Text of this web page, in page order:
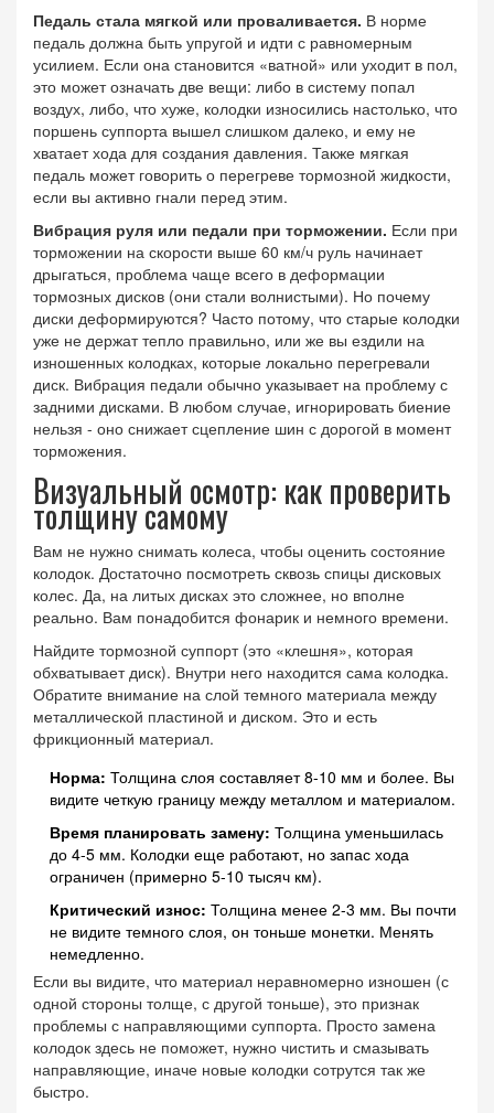
Педаль стала мягкой или проваливается. В норме
педаль должна быть упругой и идти с равномерным
усилием. Если она становится «ватной» или уходит в пол,
это может означать две вещи: либо в систему попал
воздух, либо, что хуже, колодки износились настолько, что
поршень суппорта вышел слишком далеко, и ему не
хватает хода для создания давления. Также мягкая
педаль может говорить о перегреве тормозной жидкости,
если вы активно гнали перед этим.
Вибрация руля или педали при торможении. Если при
торможении на скорости выше 60 км/ч руль начинает
дрыгаться, проблема чаще всего в деформации
тормозных дисков (они стали волнистыми). Но почему
диски деформируются? Часто потому, что старые колодки
уже не держат тепло правильно, или же вы ездили на
изношенных колодках, которые локально перегревали
диск. Вибрация педали обычно указывает на проблему с
задними дисками. В любом случае, игнорировать биение
нельзя - оно снижает сцепление шин с дорогой в момент
торможения.
Визуальный осмотр: как проверить
толщину самому
Вам не нужно снимать колеса, чтобы оценить состояние
колодок. Достаточно посмотреть сквозь спицы дисковых
колес. Да, на литых дисках это сложнее, но вполне
реально. Вам понадобится фонарик и немного времени.
Найдите тормозной суппорт (это «клешня», которая
обхватывает диск). Внутри него находится сама колодка.
Обратите внимание на слой темного материала между
металлической пластиной и диском. Это и есть
фрикционный материал.
Норма: Толщина слоя составляет 8-10 мм и более. Вы
видите четкую границу между металлом и материалом.
Время планировать замену: Толщина уменьшилась
до 4-5 мм. Колодки еще работают, но запас хода
ограничен (примерно 5-10 тысяч км).
Критический износ: Толщина менее 2-3 мм. Вы почти
не видите темного слоя, он тоньше монетки. Менять
немедленно.
Если вы видите, что материал неравномерно изношен (с
одной стороны толще, с другой тоньше), это признак
проблемы с направляющими суппорта. Просто замена
колодок здесь не поможет, нужно чистить и смазывать
направляющие, иначе новые колодки сотрутся так же
быстро.